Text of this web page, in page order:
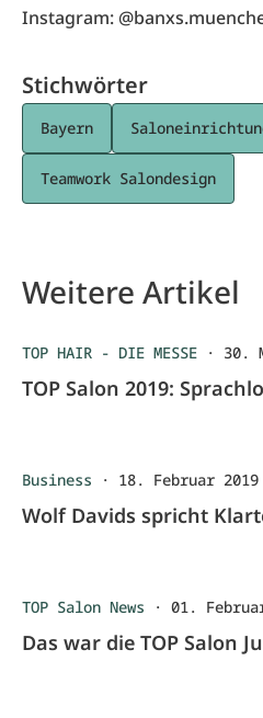
Instagram:
Stichwörter
Bayern
Teamwork Salondesign
Weitere Artikel
TOP HAIR - DIE MESSE · 30.
TOP Salon 2019:
Business · 18. Februar 2019
Wolf Davids spricht
TOP Salon News · 01.
Das war die TOP Salon